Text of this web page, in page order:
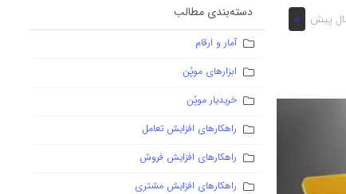
0 دسته‌بندی مطالب
آمار و ارقام
ابزارهای موپُن
خریدیار موپُن
راهکارهای افزایش تعامل
راهکارهای افزایش فروش
راهکارهای افزایش مشتری